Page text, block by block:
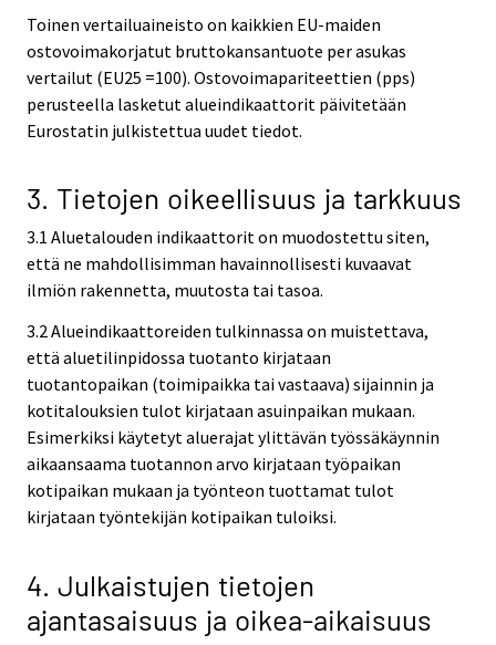
Toinen vertailuaineisto on kaikkien EU-maiden
ostovoimakorjatut bruttokansantuote per asukas
vertailut (EU25 =100). Ostovoimapariteettien (pps)
perusteella lasketut alueindikaattorit päivitetään
Eurostatin julkistettua uudet tiedot.
3. Tietojen oikeellisuus ja tarkkuus
3.1 Aluetalouden indikaattorit on muodostettu siten,
että ne mahdollisimman havainnollisesti kuvaavat
ilmiön rakennetta, muutosta tai tasoa.
3.2 Alueindikaattoreiden tulkinnassa on muistettava,
että aluetilinpidossa tuotanto kirjataan
tuotantopaikan (toimipaikka tai vastaava) sijainnin ja
kotitalouksien tulot kirjataan asuinpaikan mukaan.
Esimerkiksi käytetyt aluerajat ylittävän työssäkäynnin
aikaansaama tuotannon arvo kirjataan työpaikan
kotipaikan mukaan ja työnteon tuottamat tulot
kirjataan työntekijän kotipaikan tuloiksi.
4. Julkaistujen tietojen
ajantasaisuus ja oikea-aikaisuus